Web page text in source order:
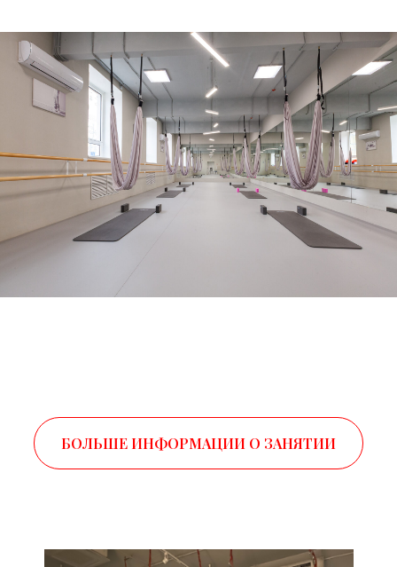
БОЛЬШЕ ИНФОРМАЦИИ О ЗАНЯТИИ